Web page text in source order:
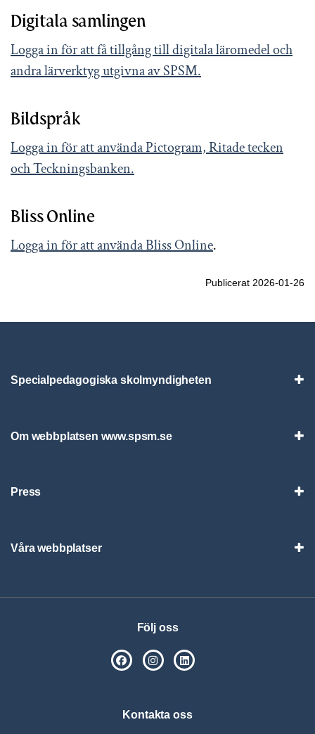
Digitala samlingen
Logga in för att få tillgång till digitala läromedel och
andra lärverktyg utgivna av SPSM.
Bildspråk
Logga in för att använda Pictogram, Ritade tecken
och Teckningsbanken.
Bliss Online
Logga in för att använda Bliss Online.
Publicerat 2026-01-26
Specialpedagogiska skolmyndigheten
Om webbplatsen www.spsm.se
Press
Våra webbplatser
Följ oss
SPSM på Facebook
SPSM på Instagram
Kontakta oss